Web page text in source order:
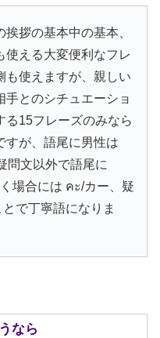
拶の基本中の基本、
使える大変便利なフレ
も使えますが、親しい
手とのシチュエーショ
る15フレーズのみなら
すが、語尾に男性は
問文以外で語尾に
場合には คะ/カー、疑
で丁寧語になりま
なら